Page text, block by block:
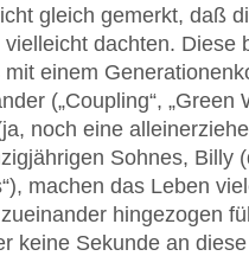
gleich gemerkt, daß
dachten. Diese
einem
(„Coupling“, „Green
noch eine
Sohnes, Billy
machen das Leben
hingezogen
keine Sekunde an